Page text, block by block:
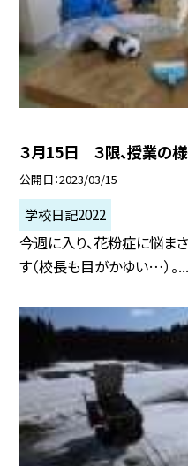
３月15日 ３限、授業の
公開日 2023/03/15
学校日記2022
今週に入り、花粉症に悩ま
す（校長も目がかゆい…）。...